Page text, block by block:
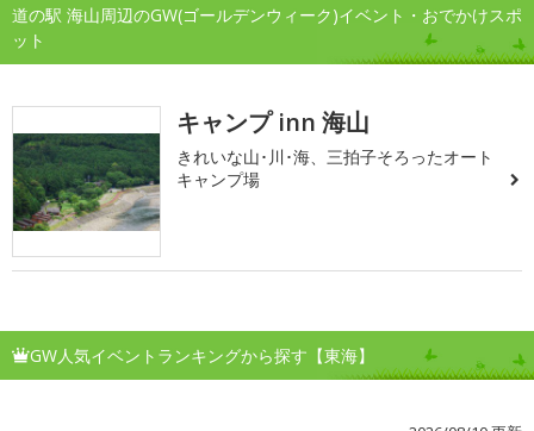
道の駅 海山周辺のGW(ゴールデンウィーク)イベント・おでかけスポ
ット
キャンプ inn 海山
きれいな山･川･海、三拍子そろったオート
キャンプ場
GW人気イベントランキングから探す【東海】